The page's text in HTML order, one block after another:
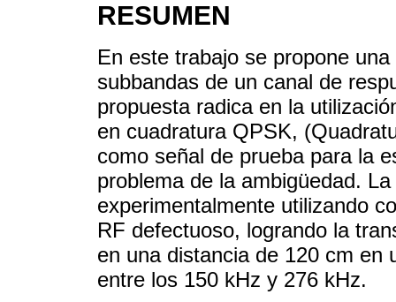
RESUMEN
En este trabajo se propone
subbandas de un canal de
propuesta radica en la
en cuadratura QPSK,
como señal de prueba para la
problema de la ambigüedad.
experimentalmente utilizando
RF defectuoso, logrando la
en una distancia de 120 cm en
entre los 150 kHz y 276 kHz.